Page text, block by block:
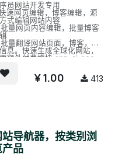
员网站开发专用
速网页编辑，博客编辑，源
式编辑网站内容
量网页内容编辑，批量博客
量翻译网站页面，博客，产
息。快速生成全球化网站，
额外付费模块 app_ai_seo
Ai编辑及优化网站，需要额外
费模块 app_ai_seo
¥1.00 413
站导航器，按类别浏
产品